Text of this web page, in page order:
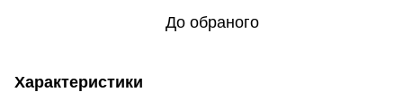
До обраного
Характеристики